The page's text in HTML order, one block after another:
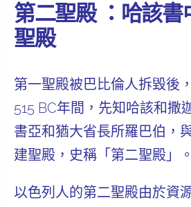
第二聖殿 ：哈該書
聖殿
第一聖殿被巴比倫人拆毀後
515 BC年間，先知哈該和撒
書亞和猶大省長所羅巴伯，
建聖殿，史稱「第二聖殿」。
以色列人的第二聖殿由於資